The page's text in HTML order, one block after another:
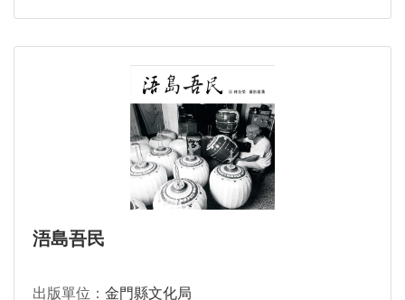
浯島吾民
出版單位： 金門縣文化局